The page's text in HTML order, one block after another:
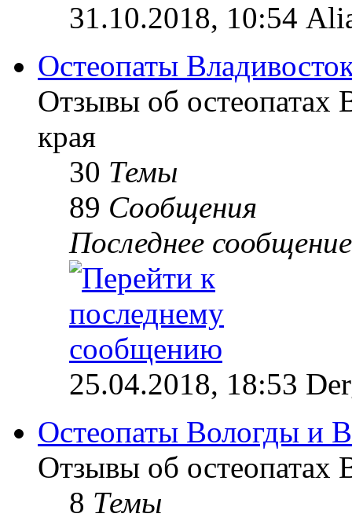
31.10.2018, 10:54
Остеопаты
Отзывы об остеопатах
края
30 Темы
89 Сообщения
Последнее сообщение
25.04.2018, 18:53
Остеопаты Вологды и
Отзывы об остеопатах
8 Темы